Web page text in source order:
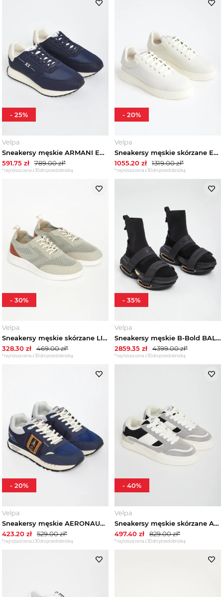
Velpa
Sneakersy męskie ARMANI EXCHANGE
591.75 zł 789.00zł*
*najniższa cena z 30 dni przed obniżką
- 25%
Velpa
Sneakersy męskie skórzane EMPORIO ARMANI
1055.20 zł 1319.00zł*
*najniższa cena z 30 dni przed obniżką
- 20%
Velpa
Sneakersy męskie skórzane LIU JO
328.30 zł 469.00zł*
*najniższa cena z 30 dni przed obniżką
- 30%
Velpa
Sneakersy męskie B-Bold BALMAIN
2859.35 zł 4399.00zł*
*najniższa cena z 30 dni przed obniżką
- 35%
Velpa
Sneakersy męskie AERONAUTICA MILITARE
423.20 zł 529.00zł*
*najniższa cena z 30 dni przed obniżką
- 20%
Velpa
Sneakersy męskie skórzane ARMANI EXCHANGE
497.40 zł 829.00zł*
*najniższa cena z 30 dni przed obniżką
- 40%